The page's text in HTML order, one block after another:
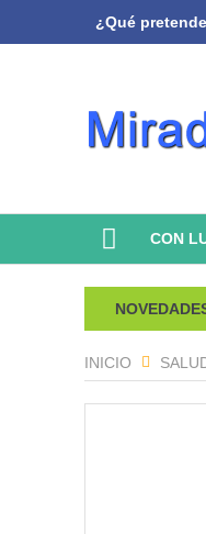
¿Qué
CON
y memoria El
INICIO